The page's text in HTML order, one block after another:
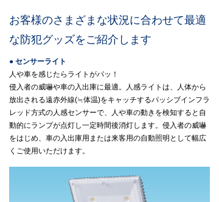
お客様のさまざまな状況に合わせて最適
な防犯グッズをご紹介します
● センサーライト
人や車を感じたらライトがパッ！
侵入者の威嚇や車の入出庫に最適。人感ライトは、人体から
放出される遠赤外線(≒体温)をキャッチするパッシブインフラ
レッド方式の人感センサーで、人や車の動きを検知すると自
動的にランプが点灯し一定時間後消灯します。侵入者の威嚇
をはじめ、車の入出庫用または来客用の自動照明として幅広
くご使用いただけます。